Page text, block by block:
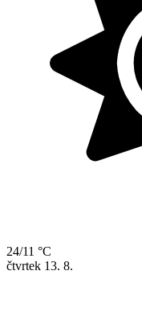
24/11 °C
čtvrtek 13. 8.